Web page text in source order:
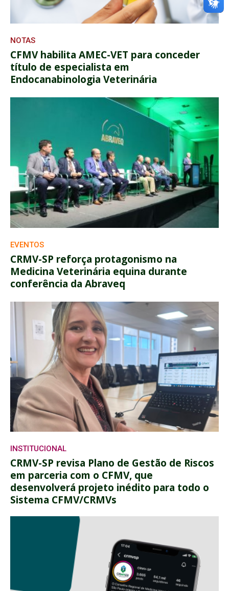
NOTAS
CFMV habilita AMEC-VET para conceder
título de especialista em
Endocanabinologia Veterinária
EVENTOS
CRMV-SP reforça protagonismo na
Medicina Veterinária equina durante
conferência da Abraveq
INSTITUCIONAL
CRMV-SP revisa Plano de Gestão de Riscos
em parceria com o CFMV, que
desenvolverá projeto inédito para todo o
Sistema CFMV/CRMVs